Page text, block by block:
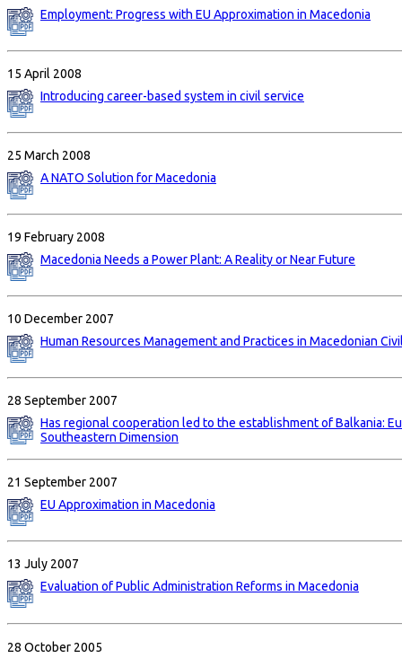
Employment: Progress with EU Approximation in Macedonia
15 April 2008
Introducing career-based system in civil service
25 March 2008
A NATO Solution for Macedonia
19 February 2008
Macedonia Needs a Power Plant: A Reality or Near Future
10 December 2007
Human Resources Management and Practices in Macedonian
28 September 2007
Has regional cooperation led to the establishment of Balkania:
Southeastern Dimension
21 September 2007
EU Approximation in Macedonia
13 July 2007
Evaluation of Public Administration Reforms in Macedonia
28 October 2005